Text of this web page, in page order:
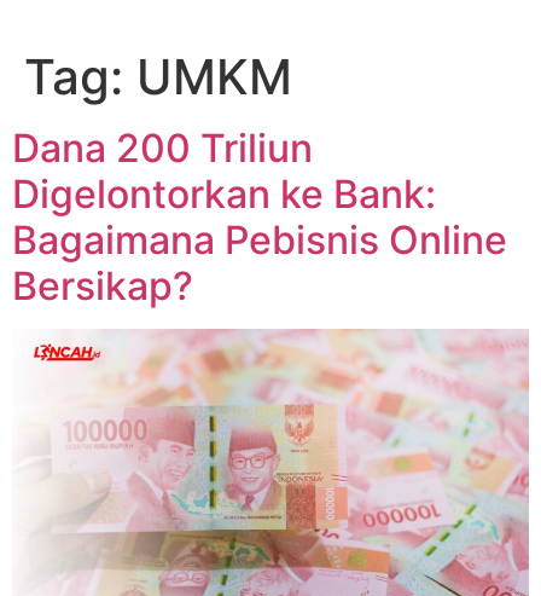
content
Tag: UMKM
Dana 200 Triliun
Digelontorkan ke Bank:
Bagaimana Pebisnis Online
Bersikap?